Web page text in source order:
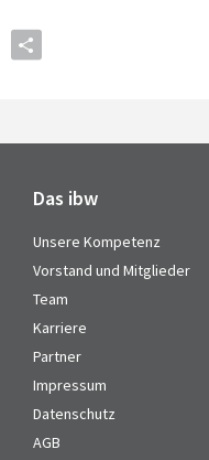
Das ibw
Unsere Kompetenz
Vorstand und Mitglieder
Team
Karriere
Partner
Impressum
Datenschutz
AGB